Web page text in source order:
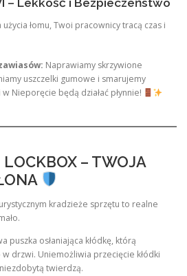
łomu, Twoi pracownicy tracą czas i
Naprawiamy skrzywione
uszczelki gumowe i smarujemy
Nieporęcie będą działać płynnie!
LOCKBOX – TWOJA
kradzieże sprzętu to realne
puszka osłaniająca kłódkę, którą
drzwi. Uniemożliwia przecięcie kłódki
twierdzą.